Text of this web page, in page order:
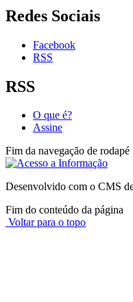
Redes Sociais
Facebook
RSS
RSS
O que é?
Assine
Fim da navegação de rodapé
Desenvolvido com o CMS
Fim do conteúdo da página
Voltar para o topo